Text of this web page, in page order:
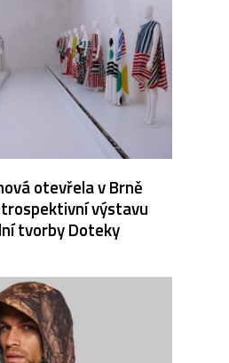
otevřela v Brně
výstavu
tvorby Doteky